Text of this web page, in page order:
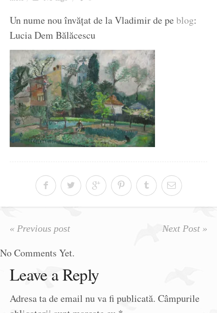
Un nume nou învățat de la Vladimir de pe blog:
Lucia Dem Bălăcescu
« Previous post Next Post »
No Comments Yet.
Leave a Reply
Adresa ta de email nu va fi publicată. Câmpurile